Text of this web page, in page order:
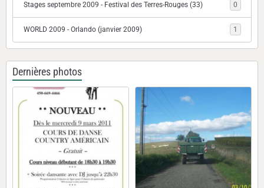
Stages septembre 2009 - Festival des Terres-Rouges (33) 0
WORLD 2009 - Orlando (janvier 2009) 1
Dernières photos